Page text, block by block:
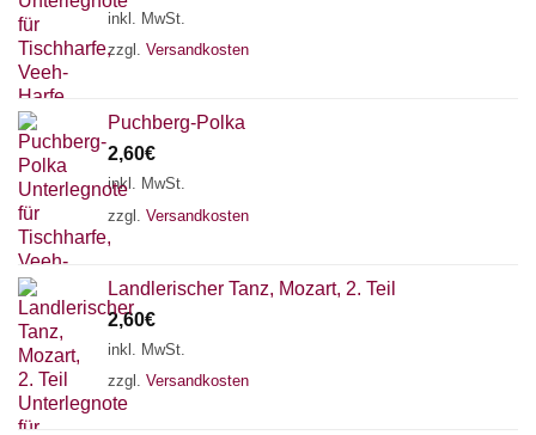
inkl. MwSt.
zzgl. Versandkosten
Puchberg-Polka
2,60€
inkl. MwSt.
zzgl. Versandkosten
Landlerischer Tanz, Mozart, 2. Teil
2,60€
inkl. MwSt.
zzgl. Versandkosten
Chat Support
18 SAITEN